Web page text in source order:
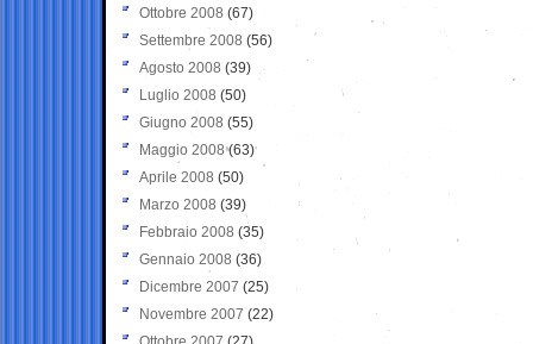
Ottobre 2008 (67)
Settembre 2008 (56)
Agosto 2008 (39)
Luglio 2008 (50)
Giugno 2008 (55)
Maggio 2008(63)
Aprile 2008 (50)
Marzo 2008 (39)
Febbraio 2008 (35)
Gennaio 2008 (36)
Dicembre 2007 (25)
Novembre 2007 (22)